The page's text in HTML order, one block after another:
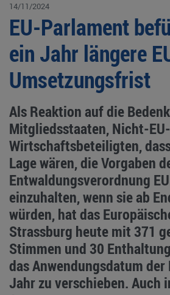
14/11/2024
EU-Parlament
ein Jahr längere
Umsetzungsfrist
Als Reaktion auf die
Mitgliedsstaaten, Nicht-
Wirtschaftsbeteiligten,
Lage wären, die Vorgaben
Entwaldungsverordnung
einzuhalten, wenn sie ab
würden, hat das
Strassburg heute mit 371
Stimmen und 30
das Anwendungsdatum der
Jahr zu verschieben. Auch